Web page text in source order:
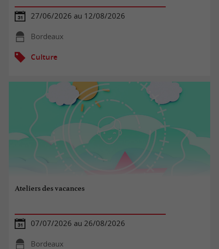
27/06/2026 au 12/08/2026
Bordeaux
Culture
Ateliers des vacances
07/07/2026 au 26/08/2026
Bordeaux